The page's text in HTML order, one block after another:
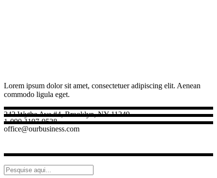
Lorem ipsum dolor sit amet, consectetuer adipiscing elit. Aenean
commodo ligula eget.
242 Wythe Ave #4, Brooklyn, NY 11249
1-090-1197-9528
office@ourbusiness.com